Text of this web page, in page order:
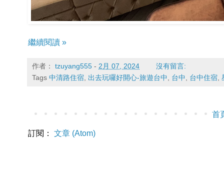
繼續閱讀 »
作者： tzuyang555 - 2月 07, 2024
沒有留言:
Tags 中清路住宿 出去玩囉好開心-旅遊台中 台中 台中住宿
首
訂閱： 文章 (Atom)